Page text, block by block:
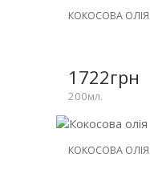
КОКОСОВА ОЛІЯ
1722грн
200мл.
КОКОСОВА ОЛІЯ